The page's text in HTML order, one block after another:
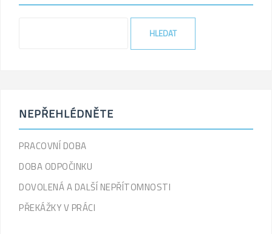
NEPŘEHLÉDNĚTE
PRACOVNÍ DOBA
DOBA ODPOČINKU
DOVOLENÁ A DALŠÍ NEPŘÍTOMNOSTI
PŘEKÁŽKY V PRÁCI